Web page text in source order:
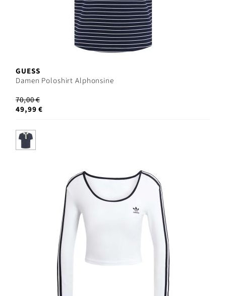
GUESS
Damen Poloshirt Alphonsine
70,00 €
49,99 €